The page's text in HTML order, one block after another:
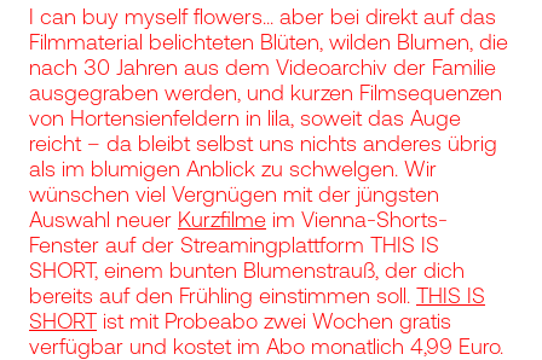
I can buy myself flowers... aber bei direkt auf das
Filmmaterial belichteten Blüten, wilden Blumen, die
nach 30 Jahren aus dem Videoarchiv der Familie
ausgegraben werden, und kurzen Filmsequenzen
von Hortensienfeldern in lila, soweit das Auge
reicht – da bleibt selbst uns nichts anderes übrig
als im blumigen Anblick zu schwelgen. Wir
wünschen viel Vergnügen mit der jüngsten
Auswahl neuer Kurzfilme im Vienna-Shorts-
Fenster auf der Streamingplattform THIS IS
SHORT, einem bunten Blumenstrauß, der dich
bereits auf den Frühling einstimmen soll. THIS IS
SHORT ist mit Probeabo zwei Wochen gratis
verfügbar und kostet im Abo monatlich 4,99 Euro.